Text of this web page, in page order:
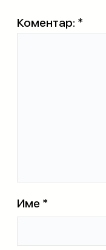
Коментар: *
Име *